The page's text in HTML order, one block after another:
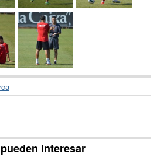
interesar